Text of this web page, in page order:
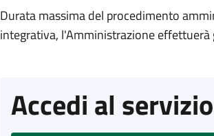
Durata massima del procedimento
integrativa, l'Amministrazione effettuerà
Accedi al servizio